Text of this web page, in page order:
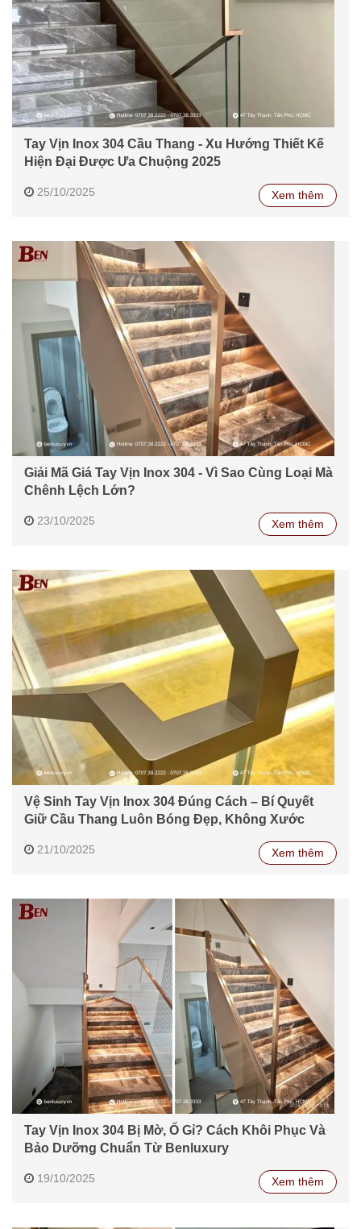
Tay Vịn Inox 304 Cầu Thang - Xu Hướng Thiết Kế
Hiện Đại Được Ưa Chuộng 2025
25/10/2025 Xem thêm
Giải Mã Giá Tay Vịn Inox 304 - Vì Sao Cùng Loại Mà
Chênh Lệch Lớn?
23/10/2025 Xem thêm
Vệ Sinh Tay Vịn Inox 304 Đúng Cách – Bí Quyết
Giữ Cầu Thang Luôn Bóng Đẹp, Không Xước
21/10/2025 Xem thêm
Tay Vịn Inox 304 Bị Mờ, Ố Gỉ? Cách Khôi Phục Và
Bảo Dưỡng Chuẩn Từ Benluxury
19/10/2025 Xem thêm